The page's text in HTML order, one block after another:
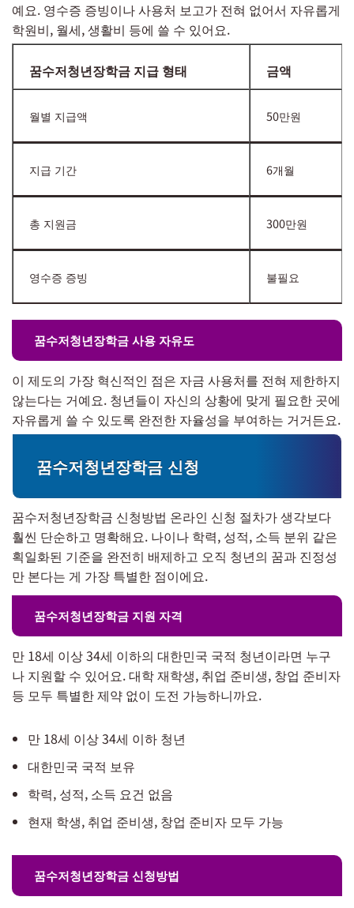
예요. 영수증 증빙이나 사용처 보고가 전혀 없어서 자유롭게
학원비, 월세, 생활비 등에 쓸 수 있어요.
꿈수저청년장학금 지급 형태 금액
월별 지급액 50만원
지급 기간 6개월
총 지원금 300만원
영수증 증빙 불필요
꿈수저청년장학금 사용 자유도
이 제도의 가장 혁신적인 점은 자금 사용처를 전혀 제한하지
않는다는 거예요. 청년들이 자신의 상황에 맞게 필요한 곳에
자유롭게 쓸 수 있도록 완전한 자율성을 부여하는 거거든요.
꿈수저청년장학금 신청
꿈수저청년장학금 신청방법 온라인 신청 절차가 생각보다
훨씬 단순하고 명확해요. 나이나 학력, 성적, 소득 분위 같은
획일화된 기준을 완전히 배제하고 오직 청년의 꿈과 진정성
만 본다는 게 가장 특별한 점이에요.
꿈수저청년장학금 지원 자격
만 18세 이상 34세 이하의 대한민국 국적 청년이라면 누구
나 지원할 수 있어요. 대학 재학생, 취업 준비생, 창업 준비자
등 모두 특별한 제약 없이 도전 가능하니까요.
만 18세 이상 34세 이하 청년
대한민국 국적 보유
학력, 성적, 소득 요건 없음
현재 학생, 취업 준비생, 창업 준비자 모두 가능
꿈수저청년장학금 신청방법